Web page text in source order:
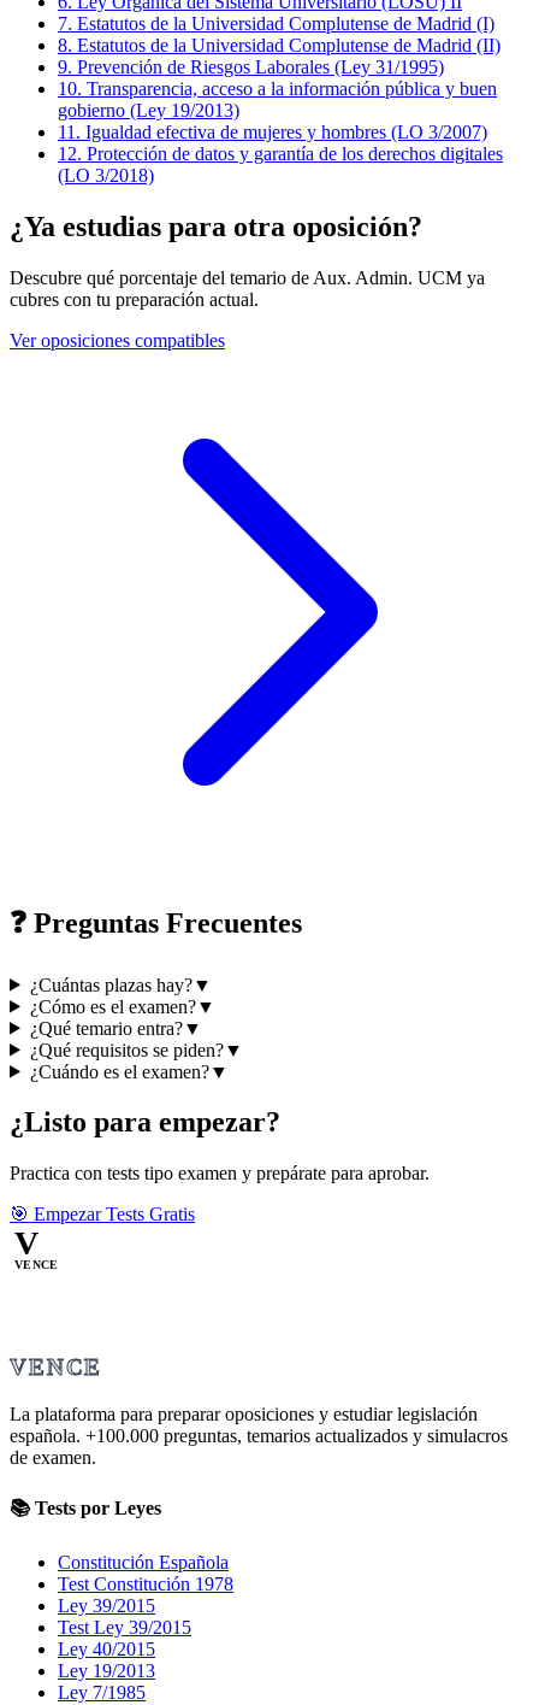
7. Estatutos de la Universidad Complutense de Madrid (I)
8. Estatutos de la Universidad Complutense de Madrid (II)
9. Prevención de Riesgos Laborales (Ley 31/1995)
10. Transparencia, acceso a la información pública y buen
gobierno (Ley 19/2013)
11 . Igualdad efectiva de mujeres y hombres (LO 3/2007)
12. Protección de datos y garantía de los derechos digitales
(LO 3/2018)
¿Ya estudias para otra oposición?
Descubre qué porcentaje del temario de Aux. Admin. UCM ya
cubres con tu preparación actual.
Ver oposiciones compatibles
❓ Preguntas Frecuentes
¿Cuántas plazas hay?▼
¿Cómo es el examen?▼
¿Qué temario entra?▼
¿Qué requisitos se piden?▼
¿Cuándo es el examen?▼
¿Listo para empezar?
Practica con tests tipo examen y prepárate para aprobar.
🎯 Empezar Tests Gratis
V
VENCE
VENCE
La plataforma para preparar oposiciones y estudiar legislación
española. +100.000 preguntas, temarios actualizados y simulacros
de examen.
📚 Tests por Leyes
Constitución Española
Test Constitución 1978
Ley 39/2015
Test Ley 39/2015
Ley 40/2015
Ley 19/2013
Ley 7/1985